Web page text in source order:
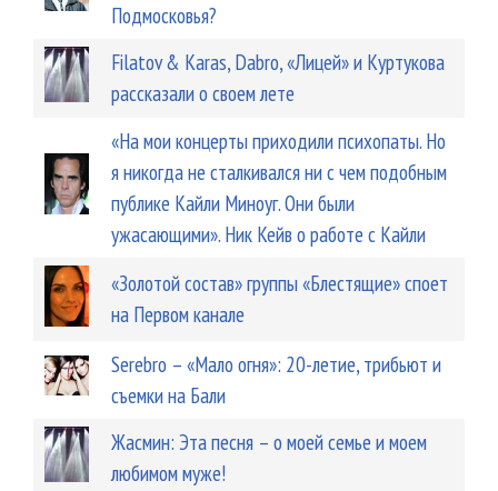
Подмосковья?
Filatov & Karas, Dabro, «Лицей» и Куртукова
рассказали о своем лете
«На мои концерты приходили психопаты. Но
я никогда не сталкивался ни с чем подобным
публике Кайли Миноуг. Они были
ужасающими». Ник Кейв о работе с Кайли
«Золотой состав» группы «Блестящие» споет
на Первом канале
Serebro – «Мало огня»: 20-летие, трибьют и
съемки на Бали
Жасмин: Эта песня – о моей семье и моем
любимом муже!